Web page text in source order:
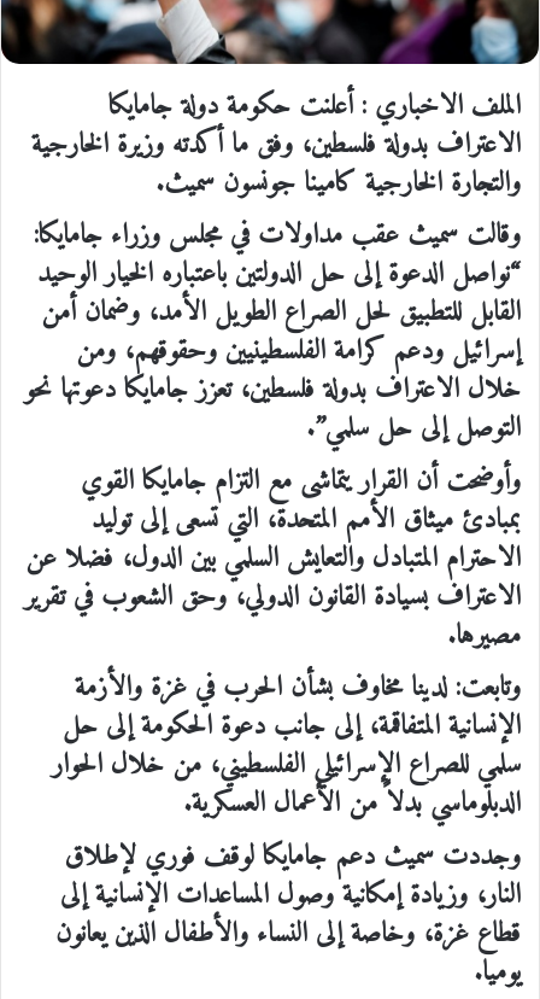
الملف الاخباري : أعلنت حكومة دولة جامايكا
الاعتراف بدولة فلسطين، وفق ما أكدته وزيرة الخارجية
والتجارة الخارجية كامينا جونسون سميث.
وقالت سميث عقب مداولات في مجلس وزراء جامايكا:
“نواصل الدعوة إلى حل الدولتين باعتباره الخيار الوحيد
القابل للتطبيق لحل الصراع الطويل الأمد، وضمان أمن
إسرائيل ودعم كرامة الفلسطينيين وحقوقهم، ومن
خلال الاعتراف بدولة فلسطين، تعزز جامايكا دعوتها نحو
التوصل إلى حل سلمي”.
وأوضحت أن القرار يتماشى مع التزام جامايكا القوي
بمبادئ ميثاق الأمم المتحدة، التي تسعى إلى توليد
الاحترام المتبادل والتعايش السلمي بين الدول، فضلا عن
الاعتراف بسيادة القانون الدولي، وحق الشعوب في تقرير
مصيرها.
وتابعت: لدينا مخاوف بشأن الحرب في غزة والأزمة
الإنسانية المتفاقمة، إلى جانب دعوة الحكومة إلى حل
سلمي للصراع الإسرائيلي الفلسطيني، من خلال الحوار
الدبلوماسي بدلاً من الأعمال العسكرية.
وجددت سميث دعم جامايكا لوقف فوري لإطلاق
النار، وزيادة إمكانية وصول المساعدات الإنسانية إلى
قطاع غزة، وخاصة إلى النساء والأطفال الذين يعانون
يوميا.